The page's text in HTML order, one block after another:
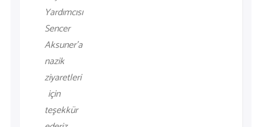
Yardımcısı
Sencer
Aksuner’a
nazik
ziyaretleri
için
teşekkür